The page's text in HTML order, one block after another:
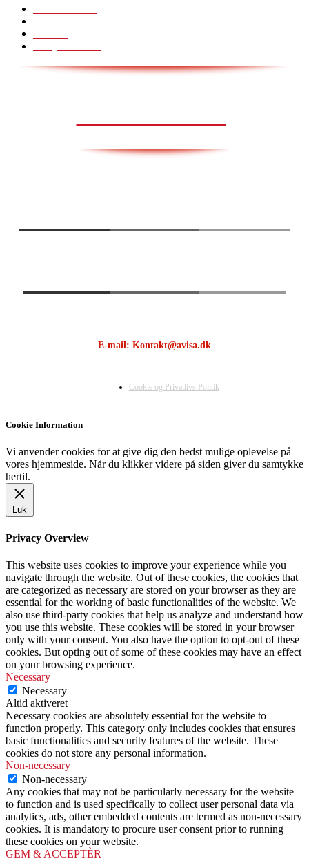
E-mail: Kontakt@avisa.dk
Cookie og Privatlivs Politik
Cookie Information
Vi anvender cookies for at give dig den bedst mulige oplevelse på
vores hjemmeside. Når du klikker videre på siden giver du samtykke
hertil.
Luk
Privacy Overview
This website uses cookies to improve your experience while you
navigate through the website. Out of these cookies, the cookies that
are categorized as necessary are stored on your browser as they are
essential for the working of basic functionalities of the website. We
also use third-party cookies that help us analyze and understand how
you use this website. These cookies will be stored in your browser
only with your consent. You also have the option to opt-out of these
cookies. But opting out of some of these cookies may have an effect
on your browsing experience.
Necessary
Necessary
Altid aktiveret
Necessary cookies are absolutely essential for the website to
function properly. This category only includes cookies that ensures
basic functionalities and security features of the website. These
cookies do not store any personal information.
Non-necessary
Non-necessary
Any cookies that may not be particularly necessary for the website
to function and is used specifically to collect user personal data via
analytics, ads, other embedded contents are termed as non-necessary
cookies. It is mandatory to procure user consent prior to running
these cookies on your website.
GEM & ACCEPTÈR